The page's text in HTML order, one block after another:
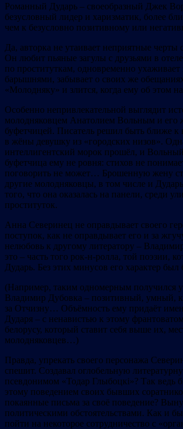
Романный Дударь – своеобразный Джек
безусловный лидер и харизматик, более
чем к безусловно позитивному или
Да, авторка не утаивает неприятные черты
Он любит пьяные загулы с друзьями в
по проституткам, одновременно ухаживает
барышнями, забывает о своих же
«Молодняку» и злится, когда ему об этом
Особенно непривлекательной выглядит
молодняковцем Анатолием Вольным и его
буфетчицей. Писатель решил быть ближе к
в жёны девушку из «городских низов».
интеллигентский морок прошёл, и
буфетчица ему не ровня: стихов не
поговорить не может… Брошенную жену
другие молодняковцы, в том числе и
того, что она оказалась на панели, среди
проституток.
Анна Северинец не оправдывает своего
поступок, как не оправдывает его и за
нелюбовь к другому литератору –
это – часть того рок-н-ролла, той поэзии,
Дударь. Без этих минусов его характер
(Например, таким одномерным получился
Владимир Дубовка – позитивный, умный,
за Отчизну… Объёмность ему придаёт
Дударя – с ненавистью к этому
белорусу, который ставит себя выше их,
молодняковцев…)
Правда, упрекать своего персонажа
спешит. Создавал оглобельную
псевдонимом «Тодар Глыбоцкі»? Так ведь
этому поведением своих бывших
покаянные письма за своё поведение?
политическими обстоятельствами. Как и
пойти на некоторое сотрудничество с